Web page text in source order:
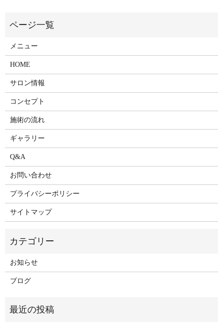
メニュー
HOME
サロン情報
コンセプト
施術の流れ
ギャラリー
Q&A
お問い合わせ
プライバシーポリシー
サイトマップ
お知らせ
ブログ